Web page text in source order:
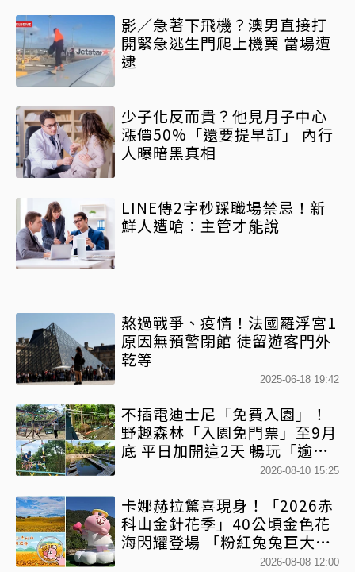
影／急著下飛機？澳男直接打
開緊急逃生門爬上機翼 當場遭
逮
少子化反而貴？他見月子中心
漲價50%「還要提早訂」 內行
人曝暗黑真相
LINE傳2字秒踩職場禁忌！新
鮮人遭嗆：主管才能說
熬過戰爭、疫情！法國羅浮宮1
原因無預警閉館 徒留遊客門外
乾等
2025-06-18 19:42
不插電迪士尼「免費入園」！
野趣森林「入園免門票」至9月
底 平日加開這2天 暢玩「逾
450個水陸空遊憩設施」2026-08-10 15:25
卡娜赫拉驚喜現身！「2026赤
科山金針花季」40公頃金色花
海閃耀登場 「粉紅兔兔巨大氣
球+超狂500樂遊券」快追
2026-08-08 12:00